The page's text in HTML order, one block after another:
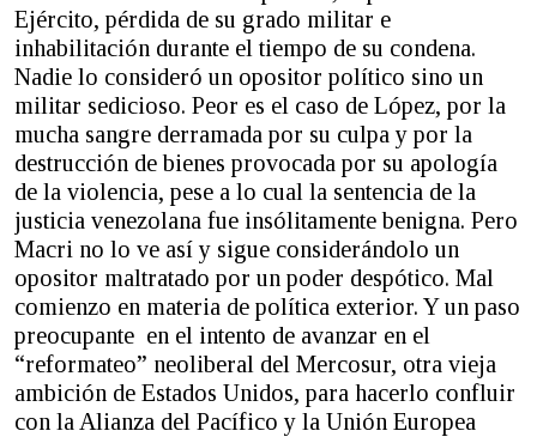
Ejército, pérdida de su grado militar e
inhabilitación durante el tiempo de su condena.
Nadie lo consideró un opositor político sino un
militar sedicioso. Peor es el caso de López, por la
mucha sangre derramada por su culpa y por la
destrucción de bienes provocada por su apología
de la violencia, pese a lo cual la sentencia de la
justicia venezolana fue insólitamente benigna. Pero
Macri no lo ve así y sigue considerándolo un
opositor maltratado por un poder despótico. Mal
comienzo en materia de política exterior. Y un paso
preocupante en el intento de avanzar en el
“reformateo” neoliberal del Mercosur, otra vieja
ambición de Estados Unidos, para hacerlo confluir
con la Alianza del Pacífico y la Unión Europea